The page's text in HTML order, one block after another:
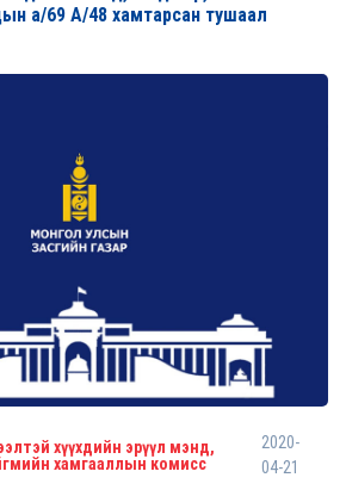
а/69 А/48 хамтарсан тушаал
хүүхдийн эрүүл мэнд,
хамгааллын комисс
2020-
04-21